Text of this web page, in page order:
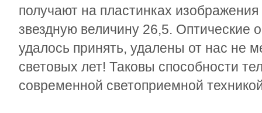
получают на пластинках
звездную величину 26,5. Оптические
удалось принять, удалены от нас не
световых лет! Таковы способности
современной светоприемной